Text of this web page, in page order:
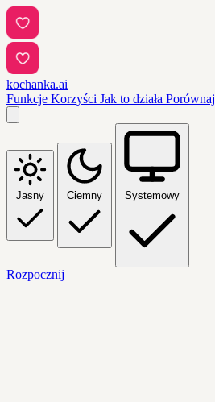
kochanka.ai
Funkcje Korzyści Jak to działa Porównaj
Jasny Ciemny Systemowy
Rozpocznij